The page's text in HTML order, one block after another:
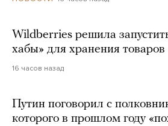
Wildberries решила
хабы» для хранения товаров
16 часов назад
Путин поговорил с
которого в прошлом году